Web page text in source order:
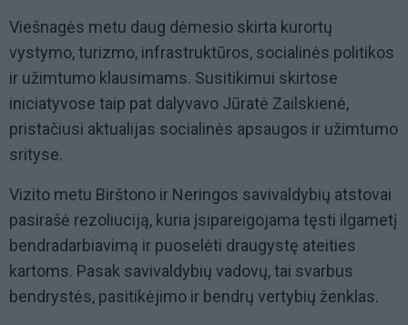
Viešnagės metu daug dėmesio skirta kurortų
vystymo, turizmo, infrastruktūros, socialinės politikos
ir užimtumo klausimams. Susitikimui skirtose
iniciatyvose taip pat dalyvavo Jūratė Zailskienė,
pristačiusi aktualijas socialinės apsaugos ir užimtumo
srityse.
Vizito metu Birštono ir Neringos savivaldybių atstovai
pasirašė rezoliuciją, kuria įsipareigojama tęsti ilgametį
bendradarbiavimą ir puoselėti draugystę ateities
kartoms. Pasak savivaldybių vadovų, tai svarbus
bendrystės, pasitikėjimo ir bendrų vertybių ženklas.